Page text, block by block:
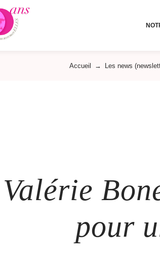
Accueil → Les news
Valérie
pour